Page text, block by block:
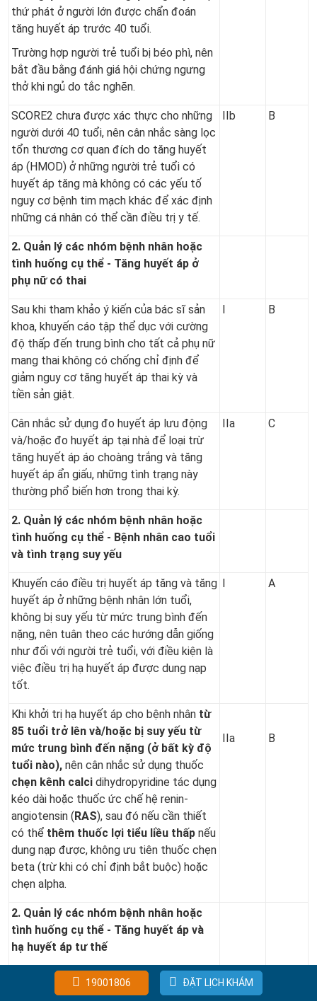
thứ phát ở người lớn được chẩn đoán
tăng huyết áp trước 40 tuổi.
Trường hợp người trẻ tuổi bị béo phì, nên
bắt đầu bằng đánh giá hội chứng ngưng
thở khi ngủ do tắc nghẽn.
SCORE2 chưa được xác thực cho những
người dưới 40 tuổi, nên cân nhắc sàng lọc
tổn thương cơ quan đích do tăng huyết
áp (HMOD) ở những người trẻ tuổi có
huyết áp tăng mà không có các yếu tố
nguy cơ bệnh tim mạch khác để xác định
những cá nhân có thể cần điều trị y tế.
IIb B
2. Quản lý các nhóm bệnh nhân hoặc
tình huống cụ thể - Tăng huyết áp ở
phụ nữ có thai
Sau khi tham khảo ý kiến của bác sĩ sản
khoa, khuyến cáo tập thể dục với cường
độ thấp đến trung bình cho tất cả phụ nữ
mang thai không có chống chỉ định để
giảm nguy cơ tăng huyết áp thai kỳ và
tiền sản giật.
B
Cân nhắc sử dụng đo huyết áp lưu động
và/hoặc đo huyết áp tại nhà để loại trừ
tăng huyết áp áo choàng trắng và tăng
huyết áp ẩn giấu, những tình trạng này
thường phổ biến hơn trong thai kỳ.
IIa C
2. Quản lý các nhóm bệnh nhân hoặc
tình huống cụ thể - Bệnh nhân cao tuổi
và tình trạng suy yếu
Khuyến cáo điều trị huyết áp tăng và tăng
huyết áp ở những bệnh nhân lớn tuổi,
không bị suy yếu từ mức trung bình đến
nặng, nên tuân theo các hướng dẫn giống
như đối với người trẻ tuổi, với điều kiện là
việc điều trị hạ huyết áp được dung nạp
tốt.
A
Khi khởi trị hạ huyết áp cho bệnh nhân từ
85 tuổi trở lên và/hoặc bị suy yếu từ
mức trung bình đến nặng (ở bất kỳ độ
tuổi nào), nên cân nhắc sử dụng thuốc
chẹn kênh calci dihydropyridine tác dụng
kéo dài hoặc thuốc ức chế hệ renin-
angiotensin ( RAS), sau đó nếu cần thiết
có thể thêm thuốc lợi tiểu liều thấp nếu
dung nạp được, không ưu tiên thuốc chẹn
beta (trừ khi có chỉ định bắt buộc) hoặc
chẹn alpha.
IIa B
2. Quản lý các nhóm bệnh nhân hoặc
tình huống cụ thể - Tăng huyết áp và
hạ huyết áp tư thế
Trước khi bắt đầu hoặc tăng liều dùng
thuốc điều trị hạ huyết áp, khuyến cáo
I
19001806 ĐẶT LỊCH KHÁM